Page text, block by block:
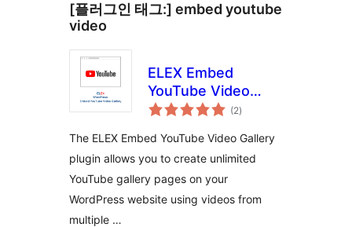
[플러그인 태그:] embed youtube
video
ELEX Embed
YouTube Video
Gallery
(2전
체
점
)
The ELEX Embed YouTube Video Gallery
plugin allows you to create unlimited
YouTube gallery pages on your
WordPress website using videos from
multiple …